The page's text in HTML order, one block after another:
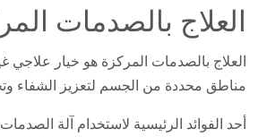
العلاج بالصدمات
العلاج بالصدمات المركزة هو خيار
مناطق محددة من الجسم لتعزيز الشفاء
أحد الفوائد الرئيسية لاستخدام آلة